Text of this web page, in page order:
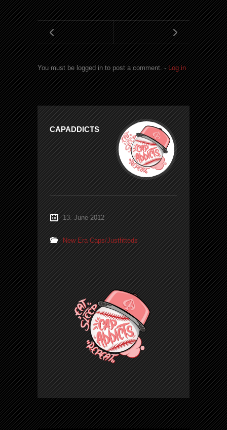
You must be logged in to post a comment. -Log in
CAPADDICTS
13. June 2012
New Era Caps/Justfitteds